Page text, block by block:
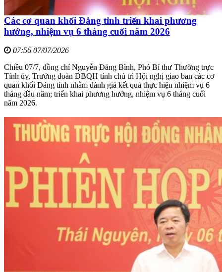
Các cơ quan khối Đảng tỉnh triển khai phương
hướng, nhiệm vụ 6 tháng cuối năm 2026
07:56 07/07/2026
Chiều 07/7, đồng chí Nguyễn Đăng Bình, Phó Bí thư Thường trực
Tỉnh ủy, Trưởng đoàn ĐBQH tỉnh chủ trì Hội nghị giao ban các cơ
quan khối Đảng tỉnh nhằm đánh giá kết quả thực hiện nhiệm vụ 6
tháng đầu năm; triển khai phương hướng, nhiệm vụ 6 tháng cuối
năm 2026.